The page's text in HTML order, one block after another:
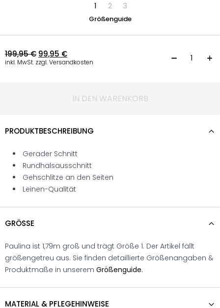
1 2 3
Größenguide
199,95€ 99,95 €
inkl. MwSt. zzgl. Versandkosten
IN DEN WARENKORB
PRODUKTBESCHREIBUNG
Gerader Schnitt
Rundhalsausschnitt
Gehschlitze an den Seiten
Leinen-Qualität
GRÖSSE
Paulina ist 1,79m groß und trägt Größe 1. Der Artikel fällt
größengetreu aus. Sie finden detaillierte Größenangaben &
Produktmaße in unserem Größenguide.
MATERIAL & PFLEGEHINWEISE